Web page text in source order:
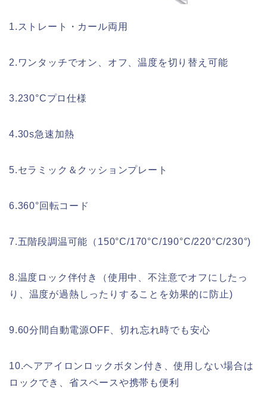
1.ストレート・カール両用
2.ワンタッチでオン、オフ、温度を切り替え可能
3.230°Cプロ仕様
4.30s急速加熱
5.セラミック＆クッションプレート
6.360°回転コード
7.五階段調温可能（150°C/170°C/190°C/220°C/230°)
8.温度ロック伴付き（使用中、不注意でオフにしたっ
り、温度が過熱しったりすることを効果的に防止)
9.60分間自動電源OFF、切れ忘れ時でも安心
10.ヘアアイロンロックボタン付き、使用しない場合は
ロックでき、省スペースや携帯も便利